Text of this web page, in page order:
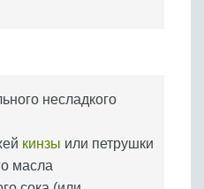
несладкого
кинзы или петрушки
масла